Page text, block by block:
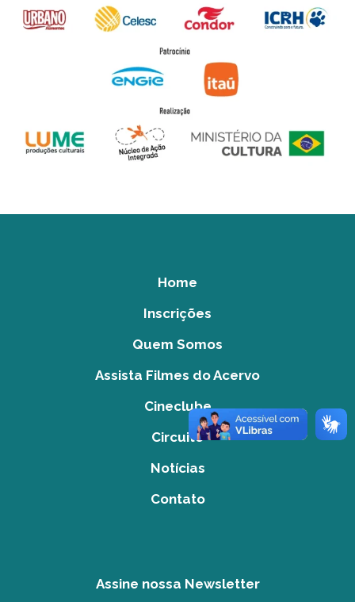
Home
Inscrições
Quem Somos
Assista Filmes do Acervo
Cineclube
Circuito
Notícias
Contato
Assine nossa Newsletter